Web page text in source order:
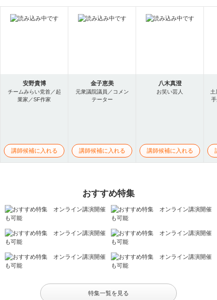
安野貴博
チームみらい党首／起
業家／SF作家
講師候補に入れる
金子恵美
元衆議院議員／コメン
テーター
講師候補に入れる
八木真澄
お笑い芸人
講師候補に入れる
土
おすすめ特集
特集一覧を見る